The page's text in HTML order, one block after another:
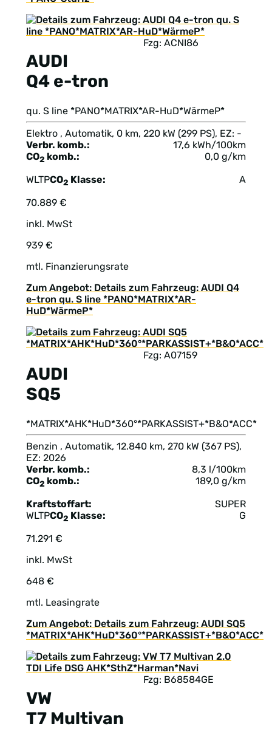
AUDI
Q4 e-tron
Fzg: ACNI86
qu. S line *PANO*MATRIX*AR-HuD*WärmeP*
Elektro , Automatik, 0 km, 220 kW (299 PS), EZ: -
Verbr. komb.:
17,6 kWh/100km
CO2 komb.: 0,0 g/km
WLTPCO2 Klasse: A
70.889 €
inkl. MwSt
939 €
mtl. Finanzierungsrate
Zum Angebot: Details zum Fahrzeug: AUDI Q4
e-tron qu. S line *PANO*MATRIX*AR-
HuD*WärmeP*
AUDI
SQ5
Fzg: A07159
*MATRIX*AHK*HuD*360°*PARKASSIST+*B&O*ACC*
Benzin , Automatik, 12.840 km, 270 kW (367 PS),
EZ: 2026
Verbr. komb.:
8,3 l/100km
CO2 komb.: 189,0 g/km
Kraftstoffart:
SUPER
WLTPCO2 Klasse: G
71.291 €
inkl. MwSt
648 €
mtl. Leasingrate
Zum Angebot: Details zum Fahrzeug: AUDI SQ5
*MATRIX*AHK*HuD*360°*PARKASSIST+*B&O*ACC*
VW
T7 Multivan
Fzg: B68584GE